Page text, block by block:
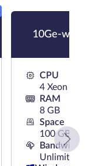
10Ge-wKVM-
CPU
4 Xeon Cores
RAM
8 GB
Space
100 GB SSD
Bandwidth
Unlimited